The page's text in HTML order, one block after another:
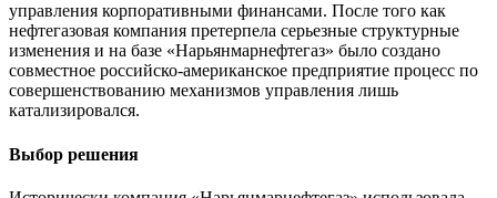
управления корпоративными финансами. После того как
нефтегазовая компания претерпела серьезные структурные
изменения и на базе «Нарьянмарнефтегаз» было создано
совместное российско-американское предприятие процесс по
совершенствованию механизмов управления лишь
катализировался.
Выбор решения